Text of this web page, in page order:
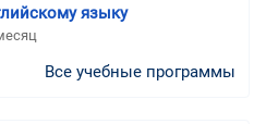
языку
Все учебные программы